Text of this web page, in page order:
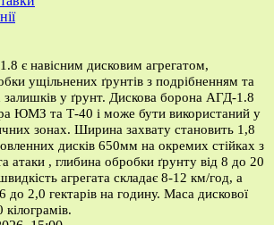
є навісним дисковим агрегатом,
ущільнених ґрунтів з подрібненням та
у ґрунт. Дискова борона АГД-1.8
ЮМЗ та Т-40 і може бути використаний у
зонах. Ширина захвату становить 1,8
дисків 650мм на окремих стійках з
атаки , глибина обробки ґрунту від 8 до 20
агрегата складає 8-12 км/год, а
до 2,0 гектарів на годину. Маса дискової